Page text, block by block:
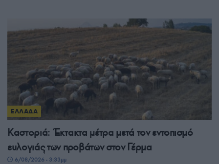
ΕΛΛΑΔΑ
Καστοριά: Έκτακτα μέτρα μετά τον εντοπισμό
ευλογιάς των προβάτων στον Γέρμα
6/08/2026 - 3:33μμ